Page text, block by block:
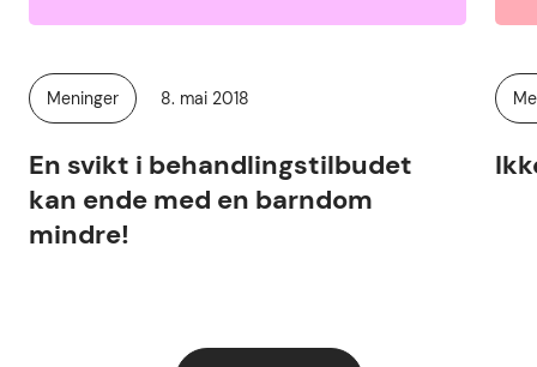
En svikt i behandlingstilbudet
kan ende med en barndom
mindre!
Kategori:
Meninger Publisert
8. mai 2018